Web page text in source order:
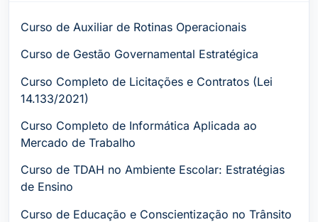
Curso de Auxiliar de Rotinas Operacionais
Curso de Gestão Governamental Estratégica
Curso Completo de Licitações e Contratos (Lei
14.133/2021)
Curso Completo de Informática Aplicada ao
Mercado de Trabalho
Curso de TDAH no Ambiente Escolar: Estratégias
de Ensino
Curso de Educação e Conscientização no Trânsito